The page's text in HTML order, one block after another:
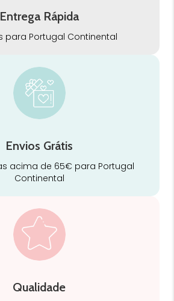
Entrega Rápida
para Portugal Continental
Envios Grátis
acima de 65€ para Portugal
Continental
Qualidade